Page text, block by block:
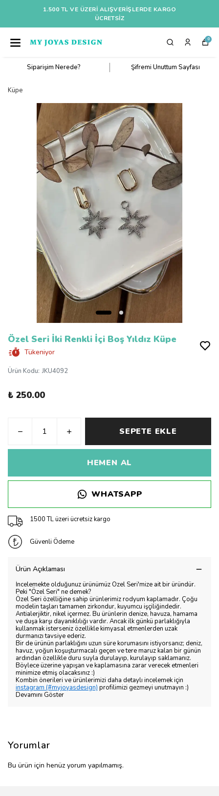
1.500 TL VE ÜZERI ALIŞVERIŞLERDE KARGO
ÜCRETSİZ
0
Siparişim Nerede? Şifremi Unuttum Sayfası
Küpe
Özel Seri İki Renkli İçi Boş Yıldız Küpe
Tükeniyor
Ürün Kodu: JKU4092
₺ 250.00
SEPETE EKLE
HEMEN AL
WHATSAPP
1500 TL üzeri ücretsiz kargo
Güvenli Ödeme
Ürün Açıklaması
İncelemekte olduğunuz ürünümüz Özel Seri'mize ait bir üründür.
Peki "Özel Seri" ne demek?
Özel Seri özelliğine sahip ürünlerimiz rodyum kaplamadır. Çoğu
modelin taşları tamamen zirkondur, kuyumcu işçiliğindedir.
Antialerjiktir, nikel içermez. Bu ürünlerin denize, havuza, hamama
ve duşa karşı dayanıklılığı vardır. Ancak ilk günkü parlaklığıyla
kullanmak isterseniz özellikle kimyasal etmenlerden uzak
durmanızı tavsiye ederiz.
Bir de ürünün parlaklığını uzun süre korumasını istiyorsanız; deniz,
havuz, yoğun koşuşturmacalı geçen ve tere maruz kalan bir günün
ardından özellikle duru suyla durulayıp, kurulayıp saklamanız.
Böylece üzerine yapışan ve kaplamasına zarar verecek etmenleri
minimize etmiş olacaksınız :)
Kombin önerileri ve ürünlerimizi daha detaylı incelemek için
instagram (#myjoyasdesign) profilimizi gezmeyi unutmayın :)
Devamını Göster
Yorumlar
Bu ürün için henüz yorum yapılmamış.